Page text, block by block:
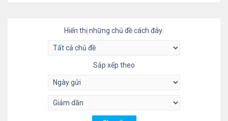
Hiển thị những chủ đề cách đây:
Sắp xếp theo